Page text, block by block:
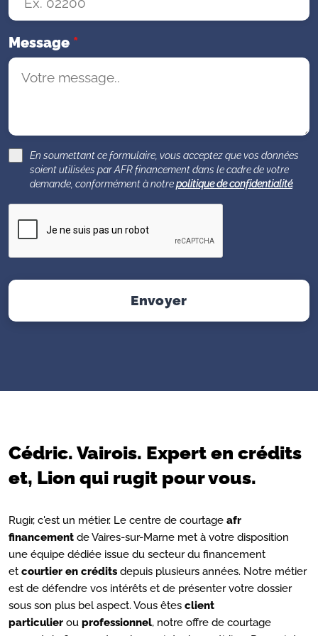
Message *
En soumettant ce formulaire, vous acceptez que vos données
soient utilisées par AFR financement dans le cadre de votre
demande, conformément à notrepolitique de confidentialité.
Envoyer
Cédric. Vairois. Expert en crédits
et, Lion qui rugit pour vous.
Rugir, c'est un métier. Le centre de courtage afr
financement de Vaires-sur-Marne met à votre disposition
une équipe dédiée issue du secteur du financement
et courtier en crédits depuis plusieurs années. Notre métier
est de défendre vos intérêts et de présenter votre dossier
sous son plus bel aspect. Vous êtes client
particulier ou professionnel, notre offre de courtage